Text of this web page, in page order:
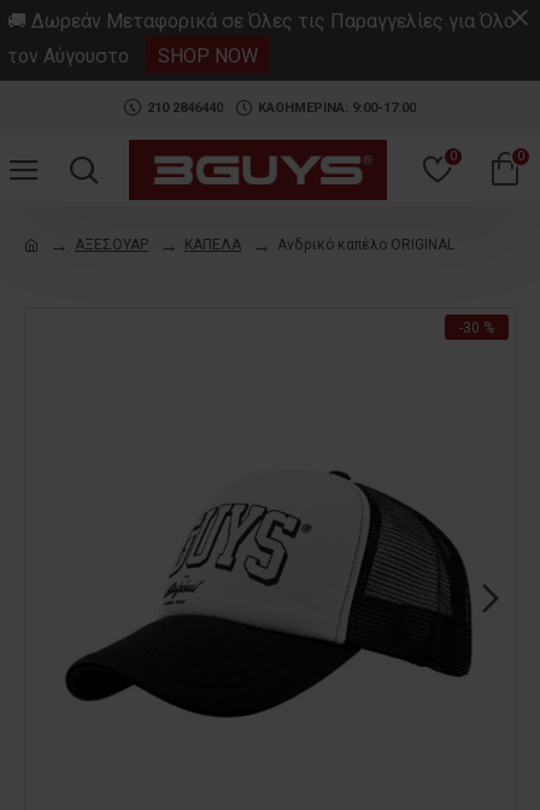
🚚 Δωρεάν Μεταφορικά σε Όλες τις Παραγγελίες για Όλο
τον Αύγουστο
SHOP NOW
210 2846440 ΚΑΘΗΜΕΡΙΝΑ: 9:00-17:00
0 0
ΑΞΕΣΟΥΑΡ ΚΑΠΕΛΑ Ανδρικό καπέλο ORIGINAL
-30 %